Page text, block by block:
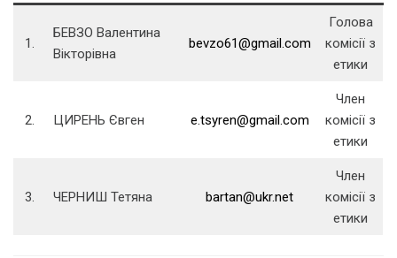
1.
БЕВЗО Валентина
Вікторівна
bevzo61@gmail.com
Голова
комісії з
етики
2. ЦИРЕНЬ Євген e.tsyren@gmail.com
Член
комісії з
етики
3. ЧЕРНИШ Тетяна bartan@ukr.net
Член
комісії з
етики